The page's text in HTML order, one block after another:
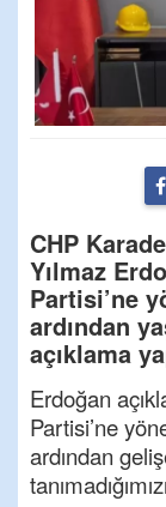
CHP
Yılmaz
Partisi’ne
ardından
açıklama
Erdoğan
Partisi’ne
ardından